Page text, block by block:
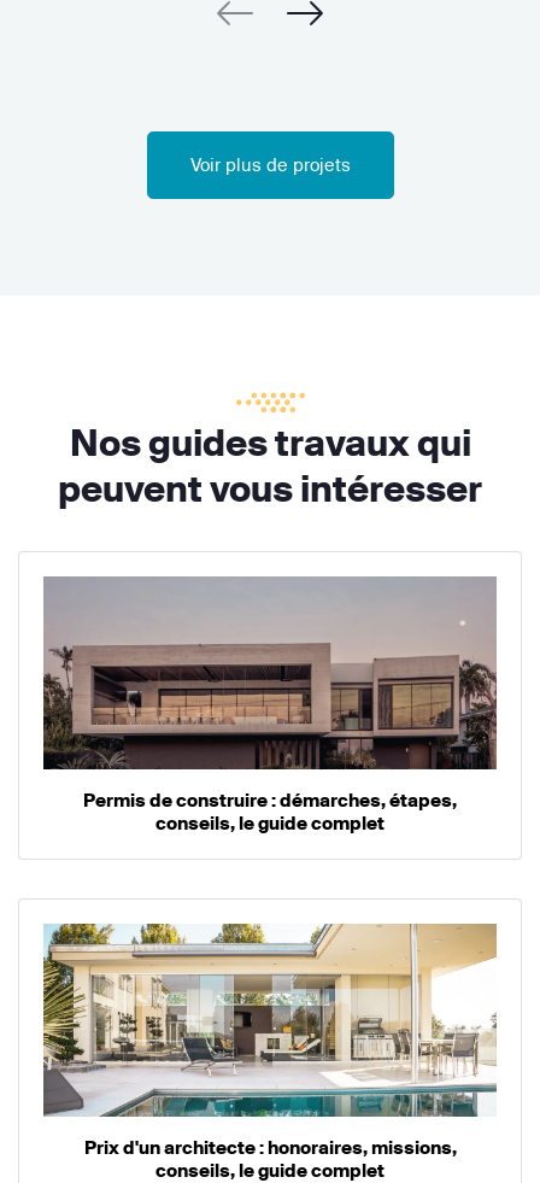
Voir plus de projets
Nos guides travaux qui
peuvent vous intéresser
Permis de construire : démarches, étapes,
conseils, le guide complet
Prix d'un architecte : honoraires, missions,
conseils, le guide complet